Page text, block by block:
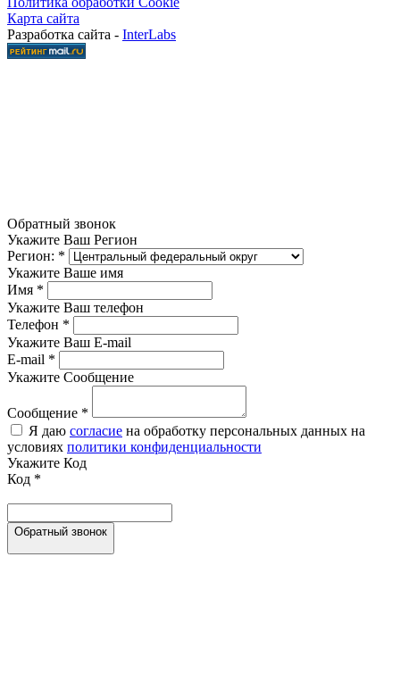
Карта сайта
Разработка сайта - InterLabs
Обратный звонок
Укажите Ваш Регион
Регион: *
Укажите Ваше имя
Имя *
Укажите Ваш телефон
Телефон *
Укажите Ваш E-mail
E-mail *
Укажите Сообщение
Сообщение *
Я даю согласие на обработку персональных данных на
условиях политики конфиденциальности
Укажите Код
Код *
Обратный звонок